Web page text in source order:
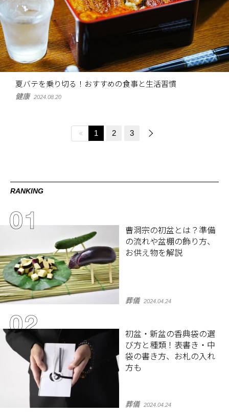
夏バテを乗り切る！おすすめの食事と生活習慣
健康 2024.08.20
1 2 3
RANKING
曹洞宗の初盆とは？準備
の流れや盆棚の飾り方、
お供え物を解説
葬儀 2024.04.24
初盆・新盆の香典袋の選
び方と種類！表書き・中
袋の書き方、お札の入れ
方も
葬儀 2024.04.24